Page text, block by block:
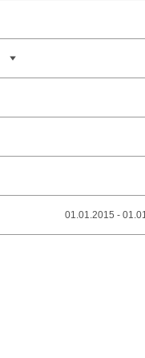
01.01.2015 -